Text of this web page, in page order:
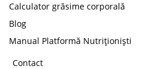
Calculator grăsime corporală
Blog
Manual Platformă Nutriționiști
Contact